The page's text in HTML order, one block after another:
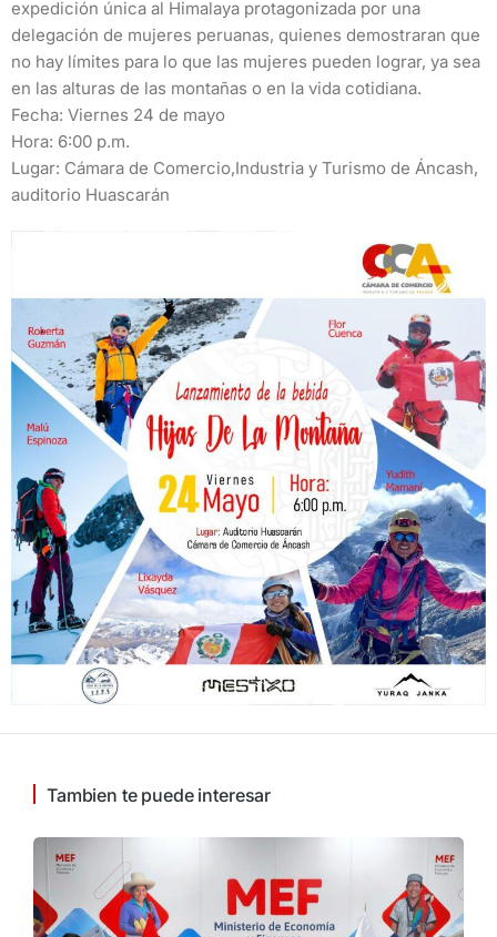
expedición única al Himalaya protagonizada por una
delegación de mujeres peruanas, quienes demostraran que
no hay límites para lo que las mujeres pueden lograr, ya sea
en las alturas de las montañas o en la vida cotidiana.
Fecha: Viernes 24 de mayo
Hora: 6:00 p.m.
Lugar: Cámara de Comercio,Industria y Turismo de Áncash,
auditorio Huascarán
Tambien te puede interesar